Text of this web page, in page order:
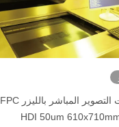
معدات التصوير المباشر بالليزر FPC
HDI 50um